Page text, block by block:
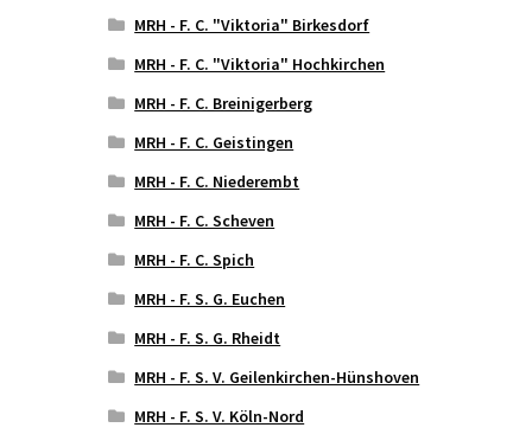
MRH - F. C. "Viktoria" Birkesdorf
MRH - F. C. "Viktoria" Hochkirchen
MRH - F. C. Breinigerberg
MRH - F. C. Geistingen
MRH - F. C. Niederembt
MRH - F. C. Scheven
MRH - F. C. Spich
MRH - F. S. G. Euchen
MRH - F. S. G. Rheidt
MRH - F. S. V. Geilenkirchen-Hünshoven
MRH - F. S. V. Köln-Nord